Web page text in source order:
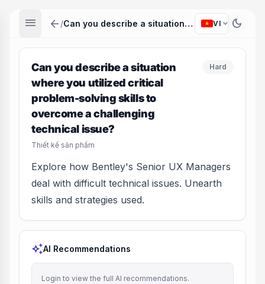
menu arrow_back / Can you describe a situation where you utilized critical problem-solving skills to overcome a challenging technical issue? VI expand_more dark_mode
Can you describe a situation
where you utilized critical
problem-solving skills to
overcome a challenging
technical issue?
Thiết kế sản phẩm
Hard
Explore how Bentley's Senior UX Managers
deal with difficult technical issues. Unearth
skills and strategies used.
auto_awesomeAI Recommendations
Login to view the full AI recommendations.